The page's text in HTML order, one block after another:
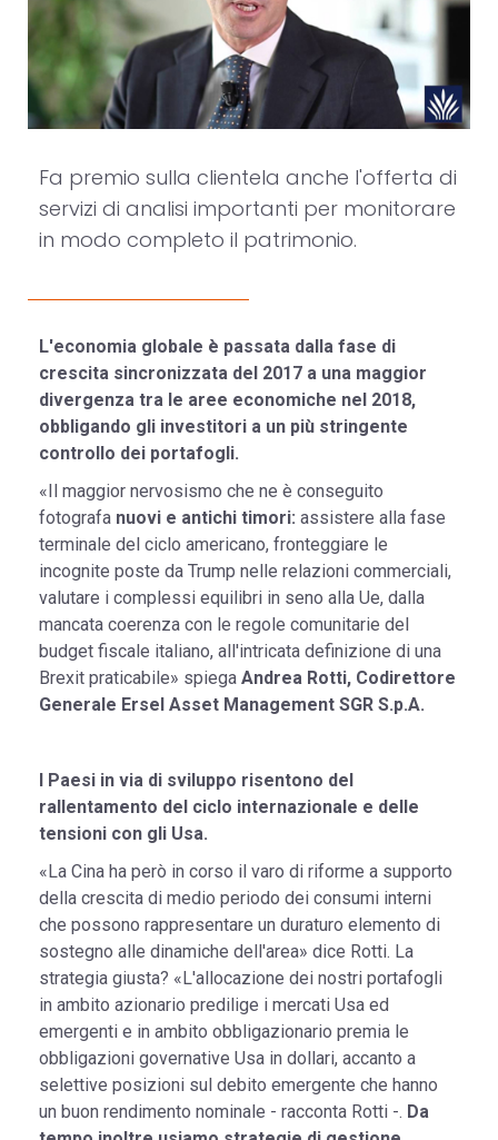
Fa premio sulla clientela anche l'offerta di
servizi di analisi importanti per monitorare
in modo completo il patrimonio.
L'economia globale è passata dalla fase di
crescita sincronizzata del 2017 a una maggior
divergenza tra le aree economiche nel 2018,
obbligando gli investitori a un più stringente
controllo dei portafogli.
«Il maggior nervosismo che ne è conseguito
fotografa nuovi e antichi timori: assistere alla fase
terminale del ciclo americano, fronteggiare le
incognite poste da Trump nelle relazioni commerciali,
valutare i complessi equilibri in seno alla Ue, dalla
mancata coerenza con le regole comunitarie del
budget fiscale italiano, all'intricata definizione di una
Brexit praticabile» spiega Andrea Rotti, Codirettore
Generale Ersel Asset Management SGR S.p.A.
I Paesi in via di sviluppo risentono del
rallentamento del ciclo internazionale e delle
tensioni con gli Usa.
«La Cina ha però in corso il varo di riforme a supporto
della crescita di medio periodo dei consumi interni
che possono rappresentare un duraturo elemento di
sostegno alle dinamiche dell'area» dice Rotti. La
strategia giusta? «L'allocazione dei nostri portafogli
in ambito azionario predilige i mercati Usa ed
emergenti e in ambito obbligazionario premia le
obbligazioni governative Usa in dollari, accanto a
selettive posizioni sul debito emergente che hanno
un buon rendimento nominale - racconta Rotti -. Da